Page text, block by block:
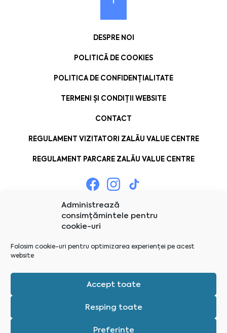
Administrează
consimțămintele pentru
cookie-uri
Folosim cookie-uri pentru optimizarea experienței pe acest
website
Accept toate
Resping toate
Preferințe
DESPRE NOI
POLITICĂ DE COOKIES
POLITICA DE CONFIDENȚIALITATE
TERMENI ȘI CONDIȚII WEBSITE
CONTACT
REGULAMENT VIZITATORI ZALĂU VALUE CENTRE
REGULAMENT PARCARE ZALĂU VALUE CENTRE